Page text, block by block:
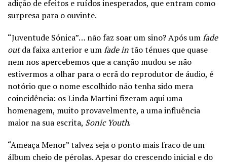
adição de efeitos e ruídos inesperados, que entram como
surpresa para o ouvinte.
“Juventude Sónica”… não faz soar um sino? Após umfade
outda faixa anterior e umfade intão ténues que quase
nem nos apercebemos que a canção mudou se não
estivermos a olhar para o ecrã do reprodutor de áudio, é
notório que o nome escolhido não tenha sido mera
coincidência: os Linda Martini fizeram aqui uma
homenagem, muito provavelmente, a uma influência
maior na sua escrita, Sonic Youth.
“Ameaça Menor” talvez seja o ponto mais fraco de um
álbum cheio de pérolas. Apesar do crescendo inicial e do